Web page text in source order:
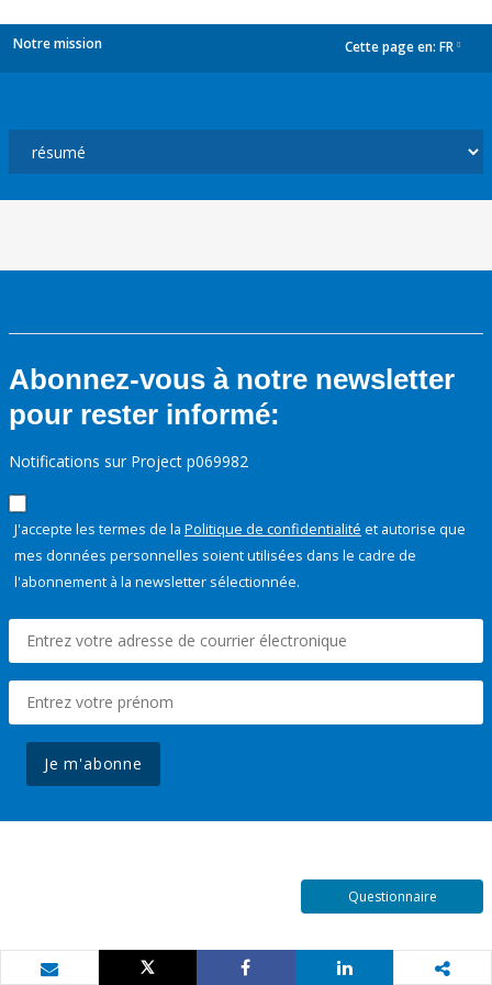
Notre mission Cette page en: FR
Abonnez-vous à notre newsletter
pour rester informé:
Notifications sur Project p069982
J'accepte les termes de la Politique de confidentialité et autorise que
mes données personnelles soient utilisées dans le cadre de
l'abonnement à la newsletter sélectionnée.
Je m'abonne
Questionnaire